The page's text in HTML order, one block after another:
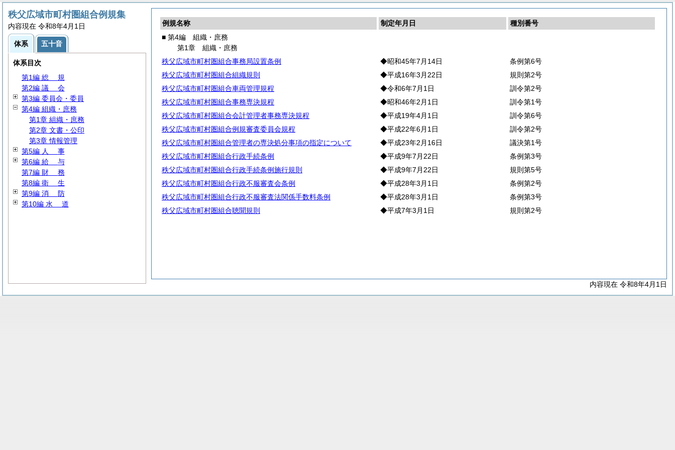
例規名称 制定年月日
種別番号
■ 第4編 組織・庶務
第1章 組織・庶務
秩父広域市町村圏組合事務局設置条例
◆昭和45年7月14日
条例第6号
秩父広域市町村圏組合組織規則
◆平成16年3月22日
規則第2号
秩父広域市町村圏組合車両管理規程
◆令和6年7月1日
訓令第2号
秩父広域市町村圏組合事務専決規程
◆昭和46年2月1日
訓令第1号
秩父広域市町村圏組合会計管理者事務専決規程
◆平成19年4月1日
訓令第6号
秩父広域市町村圏組合例規審査委員会規程
◆平成22年6月1日
訓令第2号
秩父広域市町村圏組合管理者の専決処分事項の指定について
◆平成23年2月16日
議決第1号
秩父広域市町村圏組合行政手続条例
◆平成9年7月22日
条例第3号
秩父広域市町村圏組合行政手続条例施行規則
◆平成9年7月22日
規則第5号
秩父広域市町村圏組合行政不服審査会条例
◆平成28年3月1日
条例第2号
秩父広域市町村圏組合行政不服審査法関係手数料条例
◆平成28年3月1日
条例第3号
秩父広域市町村圏組合聴聞規則
◆平成7年3月1日 規則第2号
内容現在 令和8年4月1日
秩父広域市町村圏組合例規集
内容現在 令和8年4月1日
体系 五十音
体系目次
第1編 総 規
第2編 議 会
第3編 委員会・委員
第4編 組織・庶務
第1章 組織・庶務
第2章 文書・公印
第3章 情報管理
第5編 人 事
第6編 給 与
第7編 財 務
第8編 衛 生
第9編 消 防
第10編 水 道